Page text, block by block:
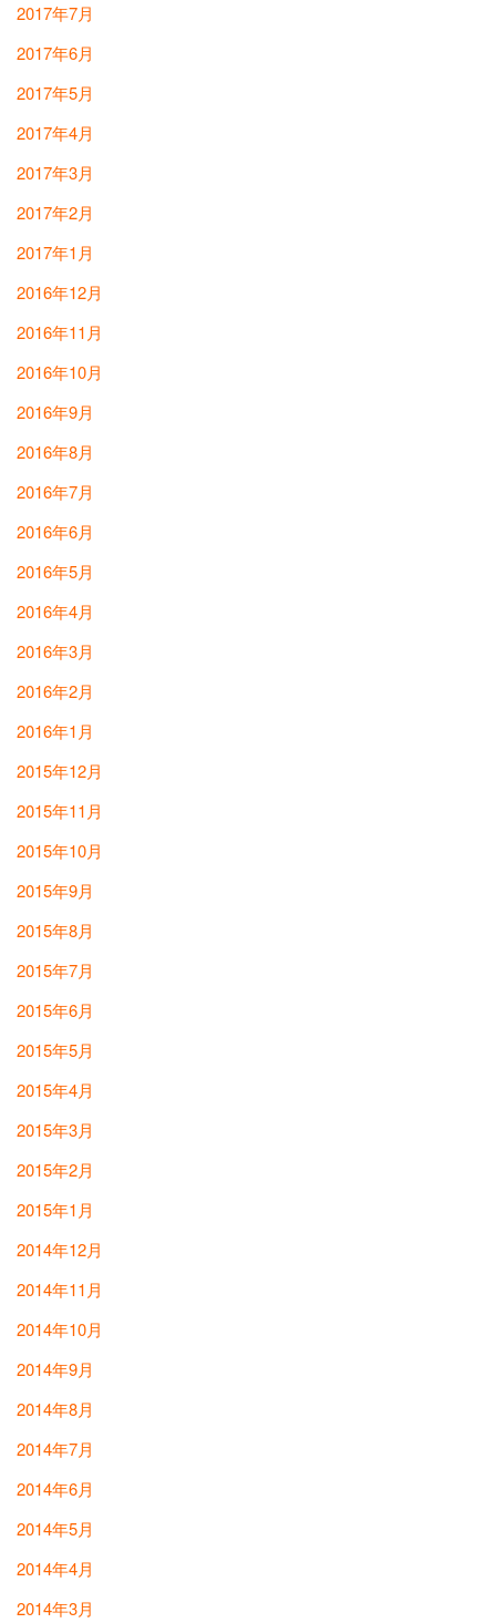
2017年7月
2017年6月
2017年5月
2017年4月
2017年3月
2017年2月
2017年1月
2016年12月
2016年11月
2016年10月
2016年9月
2016年8月
2016年7月
2016年6月
2016年5月
2016年4月
2016年3月
2016年2月
2016年1月
2015年12月
2015年11月
2015年10月
2015年9月
2015年8月
2015年7月
2015年6月
2015年5月
2015年4月
2015年3月
2015年2月
2015年1月
2014年12月
2014年11月
2014年10月
2014年9月
2014年8月
2014年7月
2014年6月
2014年5月
2014年4月
2014年3月